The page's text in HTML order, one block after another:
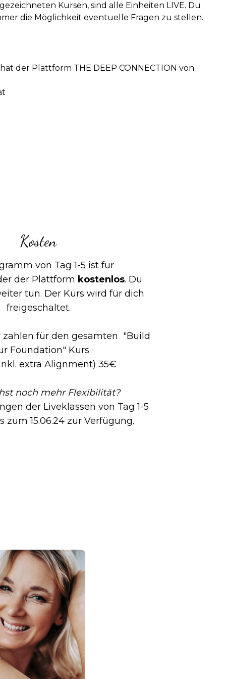
Kursen, sind alle Einheiten LIVE. Du
die Möglichkeit eventuelle Fragen zu stellen.
der Plattform THE DEEP CONNECTION von
Kosten
von Tag 1-5 ist für
der Plattform kostenlos. Du
tun. Der Kurs wird für dich
freigeschaltet.
für den gesamten "Build
Foundation" Kurs
extra Alignment) 35€
noch mehr Flexibilität?
der Liveklassen von Tag 1-5
zum 15.06.24 zur Verfügung.